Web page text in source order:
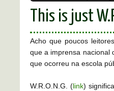
This is just
Acho que poucos
que a imprensa nacional
que ocorreu na escola
W.R.O.N.G. (link)